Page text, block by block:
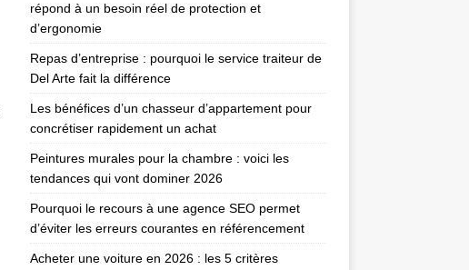
répond à un besoin réel de protection et
d’ergonomie
Repas d’entreprise : pourquoi le service traiteur de
Del Arte fait la différence
Les bénéfices d’un chasseur d’appartement pour
concrétiser rapidement un achat
Peintures murales pour la chambre : voici les
tendances qui vont dominer 2026
Pourquoi le recours à une agence SEO permet
d’éviter les erreurs courantes en référencement
Acheter une voiture en 2026 : les 5 critères